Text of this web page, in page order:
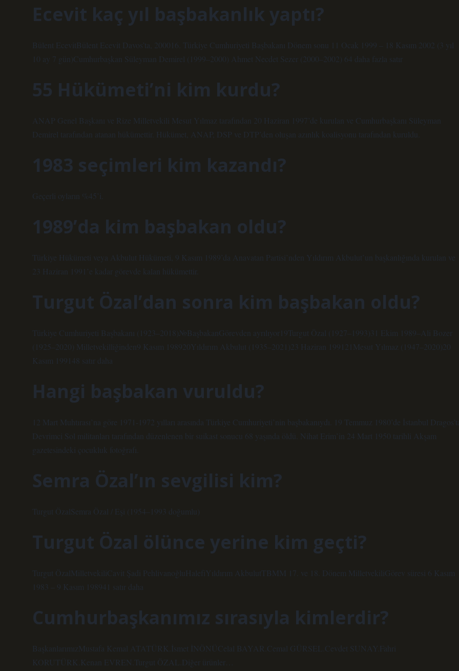
Ecevit kaç yıl başbakanlık yaptı?
Bülent EcevitBülent Ecevit Davos’ta, 200016. Türkiye Cumhuriyeti Başbakanı Dönem sonu 11 Ocak 1999 – 18 Kasım 2002 (3 yıl
10 ay 7 gün)Cumhurbaşkan Süleyman Demirel (1999–2000) Ahmet Necdet Sezer (2000–2002) 64 daha fazla satır
55 Hükümeti’ni kim kurdu?
ANAP Genel Başkanı ve Rize Milletvekili Mesut Yılmaz tarafından 20 Haziran 1997’de kurulan ve Cumhurbaşkanı Süleyman
Demirel tarafından atanan hükümettir. Hükümet, ANAP, DSP ve DTP’den oluşan azınlık koalisyonu tarafından kuruldu.
1983 seçimleri kim kazandı?
Geçerli oyların %45’i.
1989’da kim başbakan oldu?
Türkiye Hükümeti veya Akbulut Hükümeti, 9 Kasım 1989’da Anavatan Partisi’nden Yıldırım Akbulut’un başkanlığında kurulan ve
23 Haziran 1991’e kadar görevde kalan hükümettir.
Turgut Özal’dan sonra kim başbakan oldu?
Türkiye Cumhuriyeti Başbakanı (1923–2018)№BaşbakanGörevden ayrılıyor19Turgut Özal (1927–1993)31 Ekim 1989–Ali Bozer
(1925–2020) Milletvekilliğinden9 Kasım 198920Yıldırım Akbulut (1935–2021)23 Haziran 199121Mesut Yılmaz (1947–2020)20
Kasım 199148 satır daha
Hangi başbakan vuruldu?
12 Mart Muhtırası’na göre 1971-1972 yılları arasında Türkiye Cumhuriyeti’nin başbakanıydı. 19 Temmuz 1980’de İstanbul Dragos’ta
Devrimci Sol militanları tarafından düzenlenen bir suikast sonucu 68 yaşında öldü. Nihat Erim’in 24 Mart 1950 tarihli Akşam
gazetesindeki çocukluk fotoğrafı.
Semra Özal’ın sevgilisi kim?
Turgut ÖzalSemra Özal / Eşi (1954–1993 doğumlu)
Turgut Özal ölünce yerine kim geçti?
Turgut ÖzalMilletvekiliCavit Şadi PehlivanoğluHalefiYıldırım AkbulutTBMM 17. ve 18. Dönem MilletvekiliGörev süresi 6 Kasım
1983 – 9 Kasım 198941 satır daha
Cumhurbaşkanımız sırasıyla kimlerdir?
BaşkanlarımızMustafa Kemal ATATÜRK.İsmet İNÖNÜCelal BAYAR.Cemal GÜRSEL.Cevdet SUNAY.Fahri
KORUTÜRK.Kenan EVREN.Turgut ÖZAL.Diğer ürünler…